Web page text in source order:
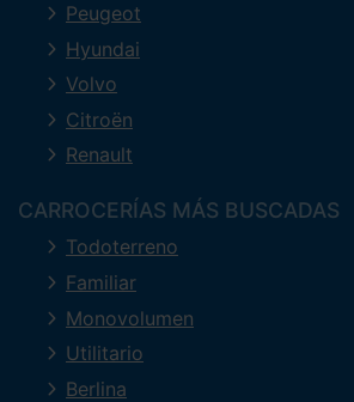
Peugeot
Hyundai
Volvo
Citroën
Renault
CARROCERÍAS MÁS BUSCADAS
Todoterreno
Familiar
Monovolumen
Utilitario
Berlina